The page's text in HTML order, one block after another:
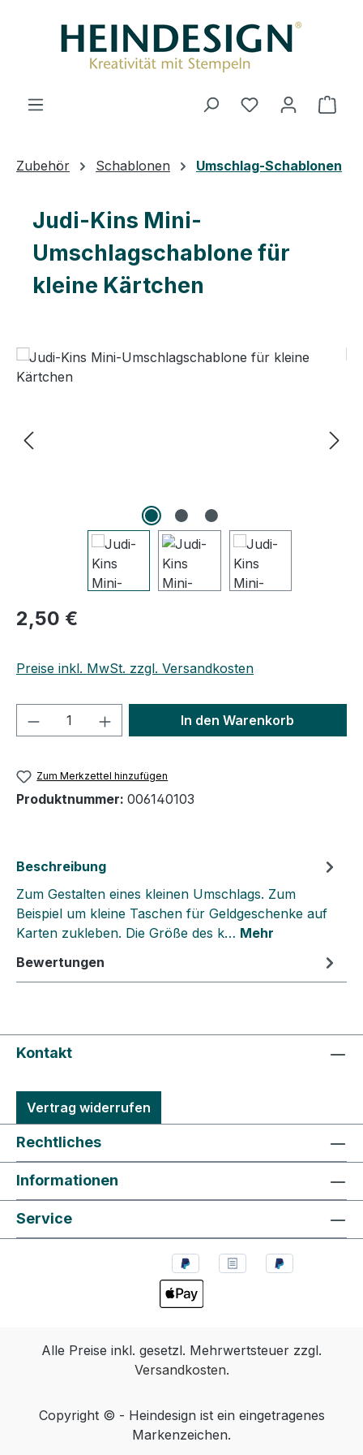
Du hast 0
Zubehör Schablonen Umschlag-Schablonen
Judi-Kins Mini-
Umschlagschablone für
kleine Kärtchen
Regulärer Preis:
2,50 €
Preise inkl. MwSt. zzgl. Versandkosten
Produkt Anzahl: Gib denIn den Warenkorb
Zum Merkzettel hinzufügen
Produktnummer: 006140103
Beschreibung
Zum Gestalten eines kleinen Umschlags. Zum
Beispiel um kleine Taschen für Geldgeschenke auf
Karten zukleben. Die Größe des k… Mehr
Bewertungen
Kontakt
Vertrag widerrufen
Rechtliches
Informationen
Service
Alle Preise inkl. gesetzl. Mehrwertsteuer zzgl.
Versandkosten.
Copyright © - Heindesign ist ein eingetragenes
Markenzeichen.